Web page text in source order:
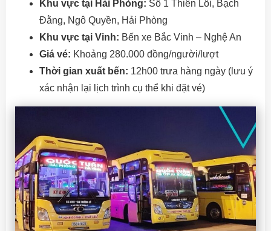
Khu vực tại Hải Phòng: Số 1 Thiên Lôi, Bạch
Đằng, Ngô Quyền, Hải Phòng
Khu vực tại Vinh: Bến xe Bắc Vinh – Nghệ An
Giá vé: Khoảng 280.000 đồng/người/lượt
Thời gian xuất bến: 12h00 trưa hàng ngày (lưu ý
xác nhận lại lịch trình cụ thể khi đặt vé)